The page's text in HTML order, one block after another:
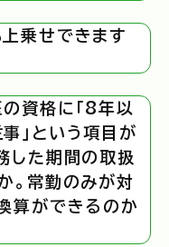
乗せできます
資格に「8年以
」という項目が
した期間の取扱
。常勤のみが対
算ができるのか